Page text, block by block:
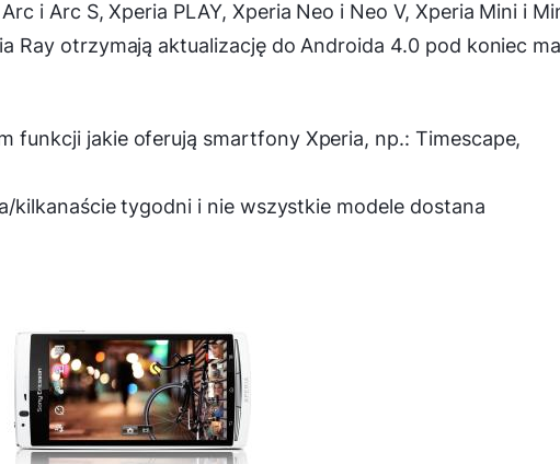
i Arc S, Xperia PLAY, Xperia Neo i Neo V, Xperia Mini i
Ray otrzymają aktualizację do Androida 4.0 pod koniec
funkcji jakie oferują smartfony Xperia, np.: Timescape,
kilkanaście tygodni i nie wszystkie modele dostana